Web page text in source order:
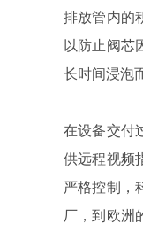
排放管内的
以防止阀芯
长时间浸泡
在设备交付
供远程视频
严格控制，
厂，到欧洲